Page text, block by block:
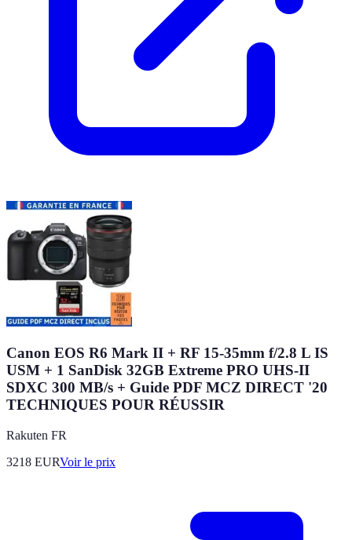
Canon EOS R6 Mark II + RF 15-35mm f/2.8 L IS
USM + 1 SanDisk 32GB Extreme PRO UHS-II
SDXC 300 MB/s + Guide PDF MCZ DIRECT '20
TECHNIQUES POUR RÉUSSIR
Rakuten FR
3218 EURVoir le prix